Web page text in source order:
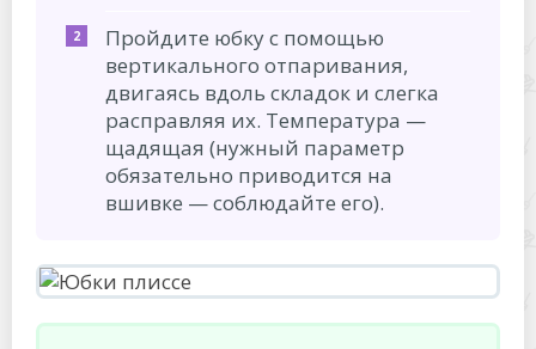
Пройдите юбку с помощью
вертикального отпаривания,
двигаясь вдоль складок и слегка
расправляя их. Температура —
щадящая (нужный параметр
обязательно приводится на
вшивке — соблюдайте его).